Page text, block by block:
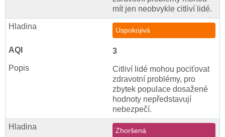
mít jen neobvykle citliví lidé.
Uspokojivá
3
Citliví lidé mohou pociťovat
zdravotní problémy, pro
zbytek populace dosažené
hodnoty nepředstavují
nebezpečí.
Zhoršená